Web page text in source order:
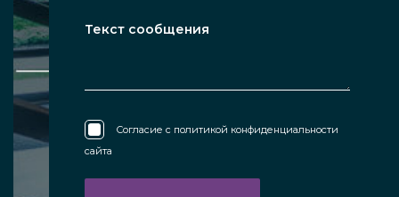
Согласие с политикой конфиденциальности
сайта